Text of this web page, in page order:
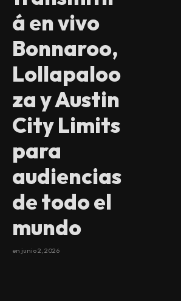
á en vivo
Bonnaroo,
Lollapaloo
za y Austin
City Limits
para
audiencias
de todo el
mundo
en junio 2, 2026